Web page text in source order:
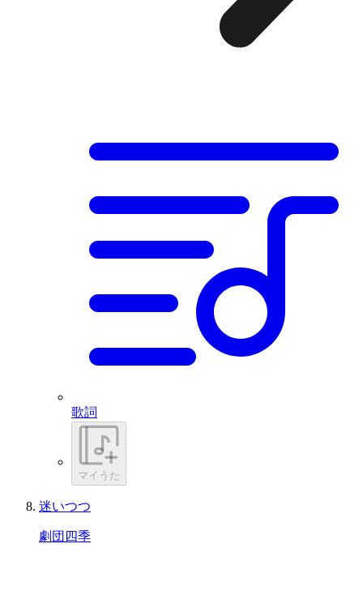
歌詞
マイうた
迷いつつ
劇団四季